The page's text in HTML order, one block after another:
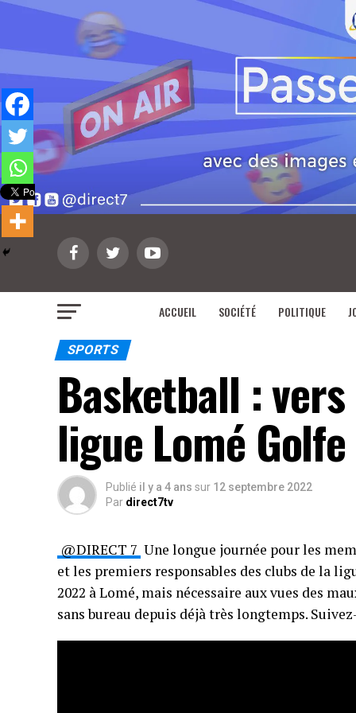
ACCUEIL SOCIÉTÉ POLITIQUE
SPORTS
Basketball :
ligue Lomé Golfe
Publié il y a 4 ans sur 12 septembre 2022
Par direct7tv
@DIRECT 7 Une longue journée pour les
et les premiers responsables des clubs de la
2022 à Lomé, mais nécessaire aux vues des
sans bureau depuis déjà très longtemps.